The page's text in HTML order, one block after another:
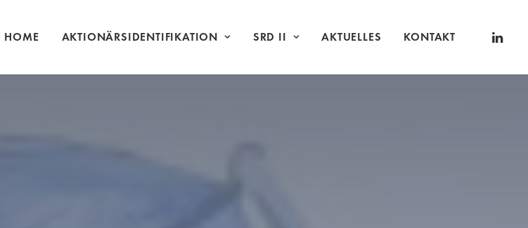
HOME AKTIONÄRSIDENTIFIKATION SRD II AKTUELLES KONTAKT